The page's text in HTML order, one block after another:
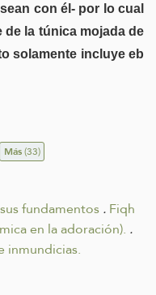
con él- por lo cual
de la túnica mojada de
solamente incluye eb
Más(33)
fundamentos.Fiqh
en la adoración). .
inmundicias.